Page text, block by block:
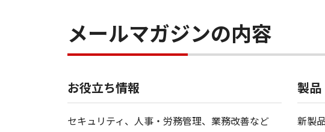
メールマガジンの内容
お役立ち情報
セキュリティ、人事・労務管理、業務改善など
製品
新製